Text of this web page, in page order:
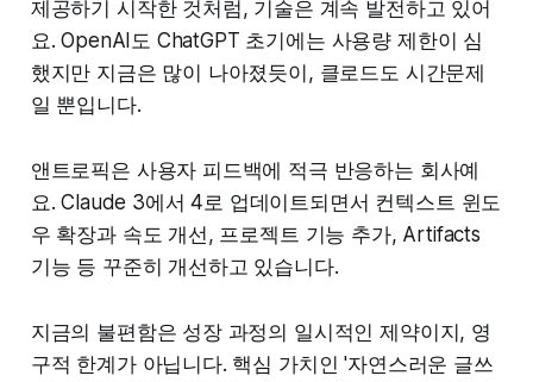
제공하기 시작한 것처럼, 기술은 계속 발전하고 있어
요. OpenAI도 ChatGPT 초기에는 사용량 제한이 심
했지만 지금은 많이 나아졌듯이, 클로드도 시간문제
일 뿐입니다.
앤트로픽은 사용자 피드백에 적극 반응하는 회사예
요. Claude 3에서 4로 업데이트되면서 컨텍스트 윈도
우 확장과 속도 개선, 프로젝트 기능 추가, Artifacts
기능 등 꾸준히 개선하고 있습니다.
지금의 불편함은 성장 과정의 일시적인 제약이지, 영
구적 한계가 아닙니다. 핵심 가치인 '자연스러운 글쓰